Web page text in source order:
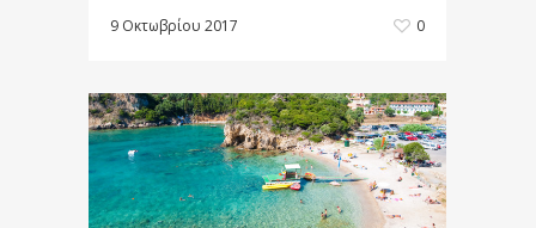
9 Οκτωβρίου 2017 0